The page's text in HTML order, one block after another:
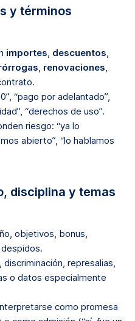
y términos
importes descuentos
renovaciones
“pago por adelantado”,
“derechos de uso”.
riesgo: “ya lo
abierto”, “lo hablamos
disciplina y temas
objetivos, bonus,
represalias,
o datos especialmente
como promesa